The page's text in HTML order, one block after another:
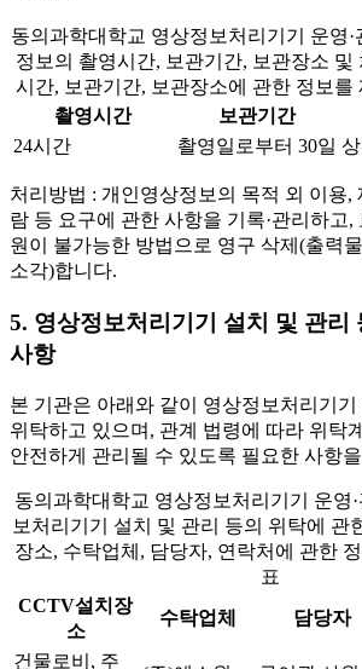
동의과학대학교 영상정보처리기기 운영·
정보의 촬영시간, 보관기간, 보관장소 및
시간, 보관기간, 보관장소에 관한 정보를
촬영시간
보관기간
24시간
촬영일로부터 30일
처리방법 : 개인영상정보의 목적 외 이용,
람 등 요구에 관한 사항을 기록·관리하고,
원이 불가능한 방법으로 영구 삭제(출력
소각)합니다.
5. 영상정보처리기기 설치 및 관리
사항
본 기관은 아래와 같이 영상정보처리기
위탁하고 있으며, 관계 법령에 따라 위탁
안전하게 관리될 수 있도록 필요한 사항
동의과학대학교 영상정보처리기기 운영
보처리기기 설치 및 관리 등의 위탁에 관
장소, 수탁업체, 담당자, 연락처에 관한
표
CCTV설치장
소
수탁업체 담당자
건물로비, 주